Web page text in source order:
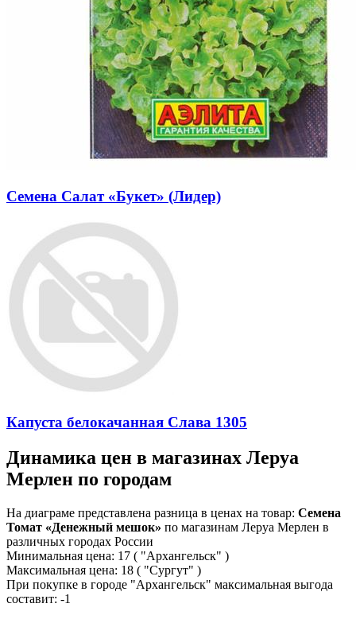
Семена Салат «Букет» (Лидер)
Капуста белокачанная Слава 1305
Динамика цен в магазинах Леруа
Мерлен по городам
На диаграме представлена разница в ценах на товар: Семена
Томат «Денежный мешок» по магазинам Леруа Мерлен в
различных городах России
Минимальная цена: 17 ( "Архангельск" )
Максимальная цена: 18 ( "Сургут" )
При покупке в городе "Архангельск" максимальная выгода
составит: -1